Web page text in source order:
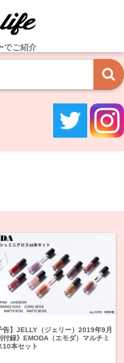
でご紹介
告】JELLY（ジェリー）2019年9月
付録》EMODA（エモダ）マルチミ
10本セット